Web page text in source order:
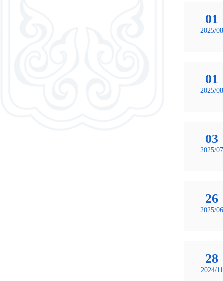
01
2025/08
01
2025/08
03
2025/07
26
2025/06
28
2024/11